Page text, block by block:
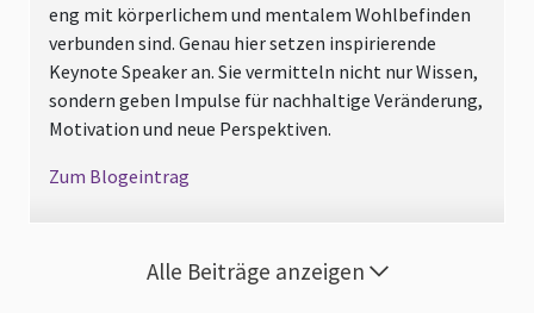
eng mit körperlichem und mentalem Wohlbefinden
verbunden sind. Genau hier setzen inspirierende
Keynote Speaker an. Sie vermitteln nicht nur Wissen,
sondern geben Impulse für nachhaltige Veränderung,
Motivation und neue Perspektiven.
Zum Blogeintrag
Alle Beiträge anzeigen